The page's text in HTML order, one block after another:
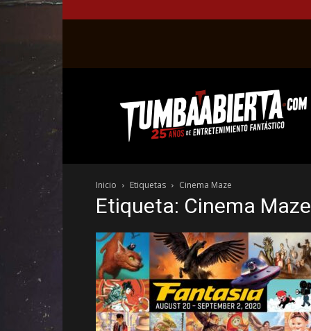
web
del
entretenimiento
el
género
fantástico.
Inicio Etiquetas Cinema Maze
Etiqueta: Cinema Maze